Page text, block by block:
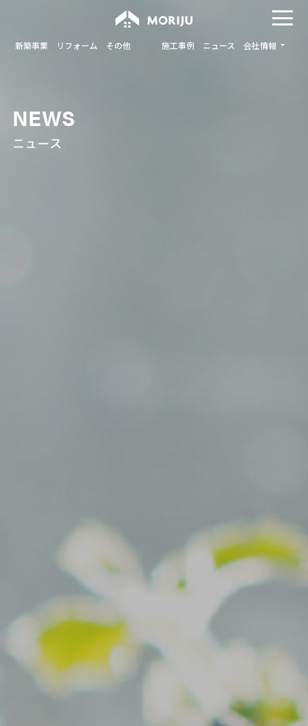
新築事業 リフォーム その他 施工事例 ニュース 会社情報
NEWS
ニュース